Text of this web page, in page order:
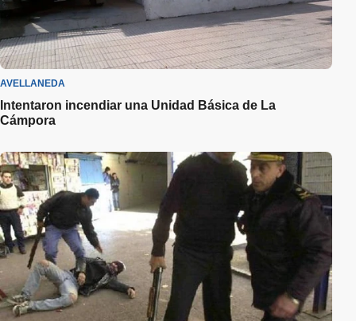
AVELLANEDA
Intentaron incendiar una Unidad Básica de La
Cámpora